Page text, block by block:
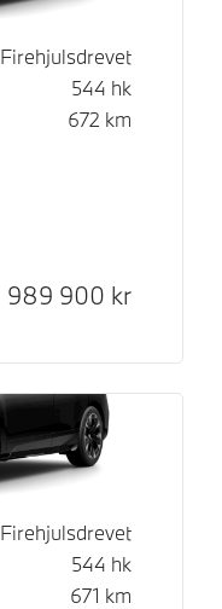
Firehjulsdrevet
544 hk
672 km
Kontantpris
989 900 kr
Firehjulsdrevet
544 hk
671 km